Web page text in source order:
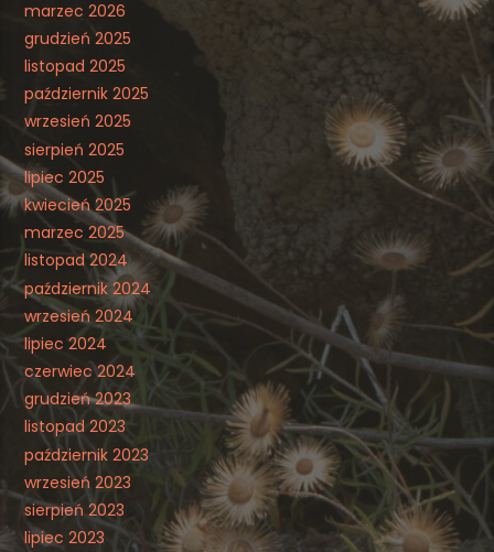
marzec 2026
grudzień 2025
listopad 2025
październik 2025
wrzesień 2025
sierpień 2025
lipiec 2025
kwiecień 2025
marzec 2025
listopad 2024
październik 2024
wrzesień 2024
lipiec 2024
czerwiec 2024
grudzień 2023
listopad 2023
październik 2023
wrzesień 2023
sierpień 2023
lipiec 2023